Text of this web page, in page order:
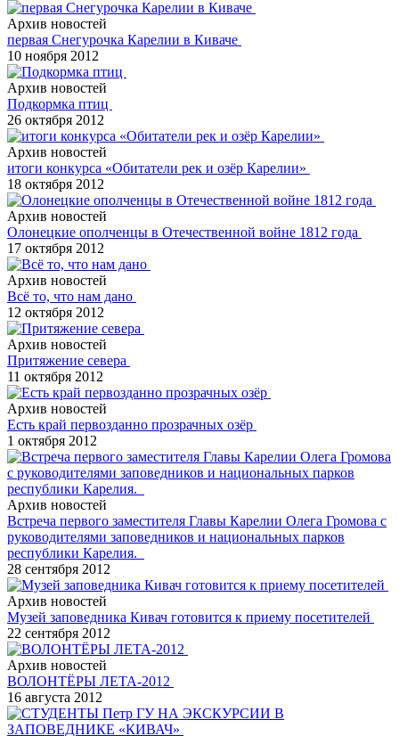
Архив новостей
первая Снегурочка Карелии в Киваче
10 ноября 2012
Архив новостей
Подкормка птиц
26 октября 2012
Архив новостей
итоги конкурса «Обитатели рек и озёр Карелии»
18 октября 2012
Архив новостей
Олонецкие ополченцы в Отечественной войне 1812 года
17 октября 2012
Архив новостей
Всё то, что нам дано
12 октября 2012
Архив новостей
Притяжение севера
11 октября 2012
Архив новостей
Есть край первозданно прозрачных озёр
1 октября 2012
Архив новостей
Встреча первого заместителя Главы Карелии Олега Громова с
руководителями заповедников и национальных парков
республики Карелия.
28 сентября 2012
Архив новостей
Музей заповедника Кивач готовится к приему посетителей
22 сентября 2012
Архив новостей
ВОЛОНТЁРЫ ЛЕТА-2012
16 августа 2012